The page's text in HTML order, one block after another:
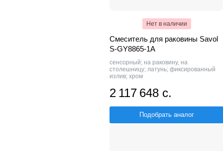
Нет в наличии
Смеситель для раковины Savol
S-GY8865-1A
сенсорный; на раковину, на
столешницу; латунь; фиксированный
излив; хром
2 117 648 с.
Подобрать аналог